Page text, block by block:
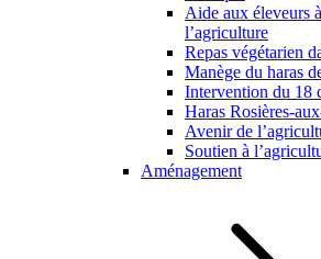
Aide aux éleveurs
l’agriculture
Repas végétarien
Manège du haras
Intervention du 18
Haras Rosières-
Avenir de
Soutien à
Aménagement